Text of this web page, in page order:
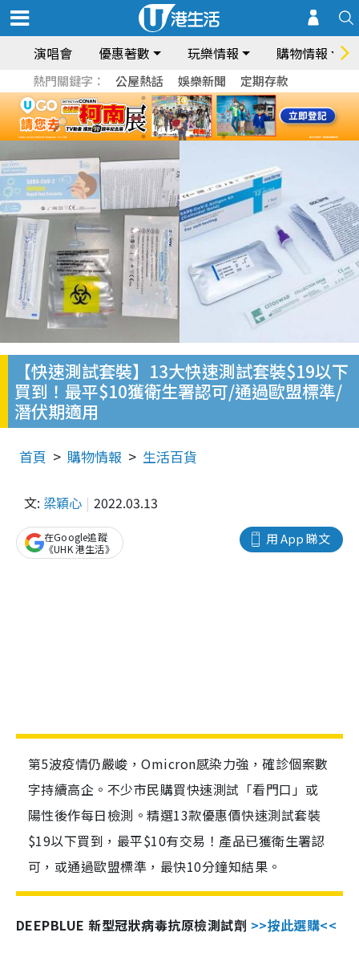
演唱會 優惠著數 玩樂情報 購物情報
熱門關鍵字： 公屋熱話 娛樂新聞 定期存款
【快速測試套裝】13大快速測試套裝$19以下
買到！最平$10獲衛生署認可/通過歐盟標準/
潛伏期適用
首頁 購物情報 生活百貨
文: 梁穎心 2022.03.13
用 App 睇文
在Google追蹤
《UHK 港生活》
第5波疫情仍嚴峻，Omicron感染力強，確診個案數
字持續高企。不少市民購買快速測試「看門口」或
陽性後作每日檢測。精選13款優惠價快速測試套裝
$19以下買到，最平$10有交易！產品已獲衛生署認
可，或通過歐盟標準，最快10分鐘知結果。
DEEPBLUE 新型冠狀病毒抗原檢測試劑 >>按此選購<<